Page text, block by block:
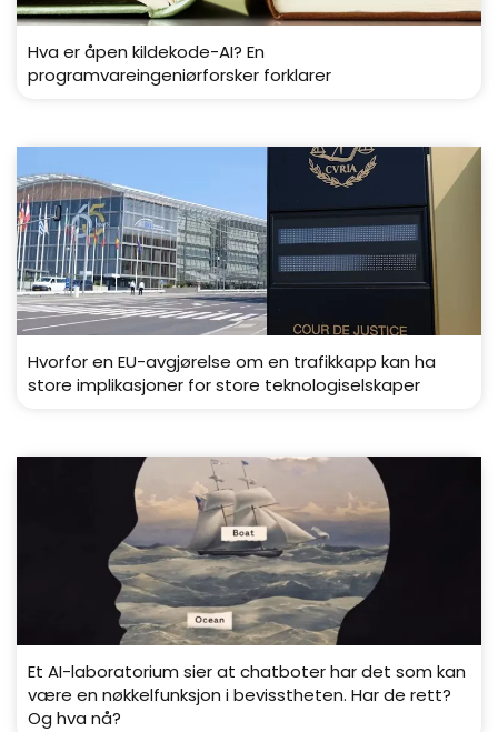
Hva er åpen kildekode-AI? En
programvareingeniørforsker forklarer
Hvorfor en EU-avgjørelse om en trafikkapp kan ha
store implikasjoner for store teknologiselskaper
Et AI-laboratorium sier at chatboter har det som kan
være en nøkkelfunksjon i bevisstheten. Har de rett?
Og hva nå?